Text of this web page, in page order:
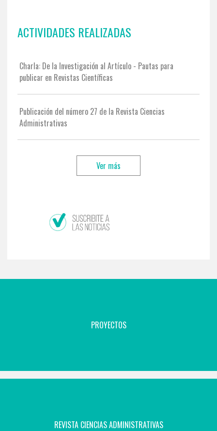
ACTIVIDADES REALIZADAS
Charla: De la Investigación al Artículo - Pautas para
publicar en Revistas Científicas
Publicación del número 27 de la Revista Ciencias
Administrativas
Ver más
PROYECTOS
REVISTA CIENCIAS ADMINISTRATIVAS